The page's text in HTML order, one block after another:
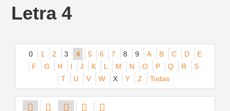
Letra 4
0 1 2 3 4 5 6 7 8 9 A B C D
E
F
G H I J K L M N O P Q R
S
T
U V W X Y Z Todas